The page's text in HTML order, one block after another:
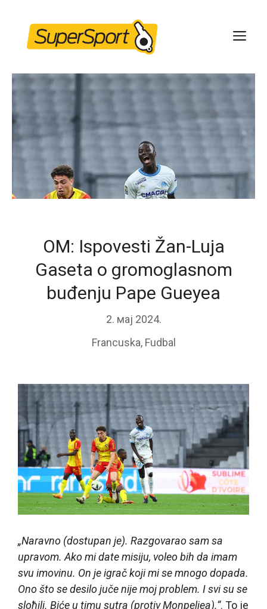
content
OM: Ispovesti Žan-Luja
Gaseta o gromoglasnom
buđenju Pape Gueyea
2. мај 2024.
Francuska, Fudbal
„Naravno (dostupan je). Razgovarao sam sa
upravom. Ako mi date misiju, voleo bih da imam
svu imovinu. On je igrač koji mi se mnogo dopada.
Ono što se desilo juče nije moj problem. I svi su se
sloћili. Biće u timu sutra (protiv Monpeljea).“. To je